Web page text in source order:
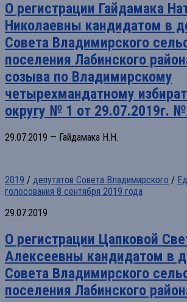
О регистрации Гайдамака
Николаевны кандидатом в
Совета Владимирского
поселения Лабинского
созыва по Владимирскому
четырехмандатному
округу № 1 от 29.07.2019г.
29.07.2019 — Гайдамака Н.Н.
2019 / депутатов Совета Владимирского /
голосования 8 сентября 2019 года
29.07.2019
О регистрации Цапковой
Алексеевны кандидатом в
Совета Владимирского
поселения Лабинского